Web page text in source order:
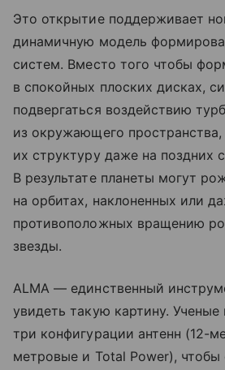
Это открытие поддерживает
динамичную модель
систем. Вместо того чтобы
в спокойных плоских дисках,
подвергаться воздействию
из окружающего
их структуру даже на поздних
В результате планеты могут
на орбитах, наклоненных или
противоположных вращению
звезды.
ALMA — единственный
увидеть такую картину. Ученые
три конфигурации антенн (12-
метровые и Total Power), чтобы